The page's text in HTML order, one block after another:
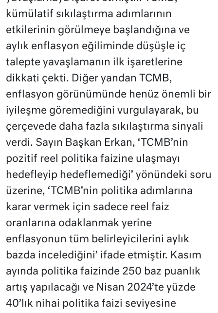
kümülatif sıkılaştırma adımlarının
etkilerinin görülmeye başlandığına ve
aylık enflasyon eğiliminde düşüşle iç
talepte yavaşlamanın ilk işaretlerine
dikkati çekti. Diğer yandan TCMB,
enflasyon görünümünde henüz önemli bir
iyileşme göremediğini vurgulayarak, bu
çerçevede daha fazla sıkılaştırma sinyali
verdi. Sayın Başkan Erkan, ‘TCMB’nin
pozitif reel politika faizine ulaşmayı
hedefleyip hedeflemediği’ yönündeki soru
üzerine, ‘TCMB’nin politika adımlarına
karar vermek için sadece reel faiz
oranlarına odaklanmak yerine
enflasyonun tüm belirleyicilerini aylık
bazda incelediğini’ ifade etmiştir. Kasım
ayında politika faizinde 250 baz puanlık
artış yapılacağı ve Nisan 2024’te yüzde
40’lık nihai politika faizi seviyesine